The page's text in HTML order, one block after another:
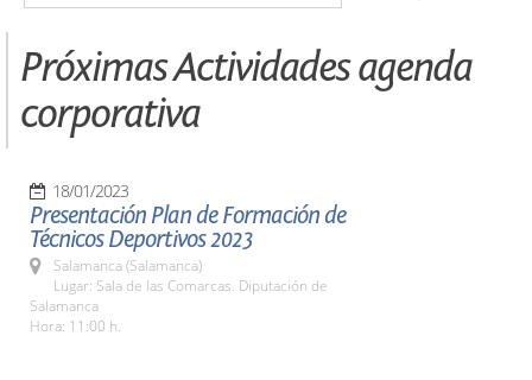
Próximas Actividades agenda
corporativa
18/01/2023
Presentación Plan de Formación de
Técnicos Deportivos 2023
Salamanca (Salamanca)
Lugar: Sala de las Comarcas. Diputación de
Salamanca
Hora: 11:00 h.